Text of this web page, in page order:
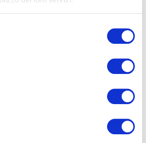
da
, direttore
catalogoedito
Editore